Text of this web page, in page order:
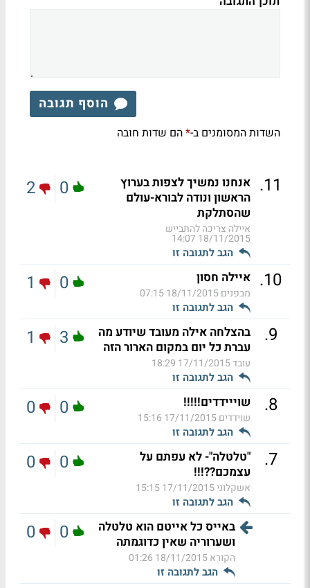
הוסף תגובה
השדות המסומנים ב-*הם שדות חובה
11
. אנחנו נמשיך לצפות בערוץ
הראשון ונודה לבורא-עולם
שהסתלקת
איילה צריכה להתבייש
18/11/2015 14:07
הגב לתגובה זו
0
2
10
. איילה חסון
מבפנים18/11/2015 07:15
הגב לתגובה זו
0
1
9
.
בהצלחה אילה מעובד שיודע מה
עברת כל יום במקום הארור הזה
עובד17/11/2015 18:29
הגב לתגובה זו
3
1
8
. שוייידדים!!!!!
שוידדים17/11/2015 15:16
הגב לתגובה זו
0
0
7
.
"טלטלה"- לא עפתם על
עצמכם??!!!
אשקלוני17/11/2015 15:15
הגב לתגובה זו
0
0
באייס כל אייטם הוא טלטלה
ושערוריה שאין כדוגמתה
הקורא18/11/2015 01:26
הגב לתגובה זו
0
0